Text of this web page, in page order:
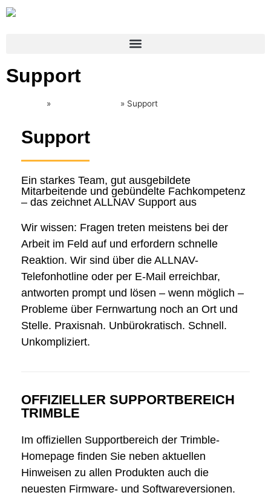
Support
» » Support
Support
Ein starkes Team, gut ausgebildete
Mitarbeitende und gebündelte Fachkompetenz
– das zeichnet ALLNAV Support aus
Wir wissen: Fragen treten meistens bei der
Arbeit im Feld auf und erfordern schnelle
Reaktion. Wir sind über die ALLNAV-
Telefonhotline oder per E-Mail erreichbar,
antworten prompt und lösen – wenn möglich –
Probleme über Fernwartung noch an Ort und
Stelle. Praxisnah. Unbürokratisch. Schnell.
Unkompliziert.
OFFIZIELLER SUPPORTBEREICH
TRIMBLE
Im offiziellen Supportbereich der Trimble-
Homepage finden Sie neben aktuellen
Hinweisen zu allen Produkten auch die
neuesten Firmware- und Softwareversionen.